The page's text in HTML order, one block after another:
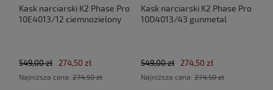
Kask narciarski K2 Phase Pro
10E4013/12 ciemnozielony
274,50 zł
549,00 zł
Najniższa cena:274,50 zł
Kask narciarski K2 Phase Pro
10D4013/43 gunmetal
274,50 zł
549,00 zł
Najniższa cena:274,50 zł